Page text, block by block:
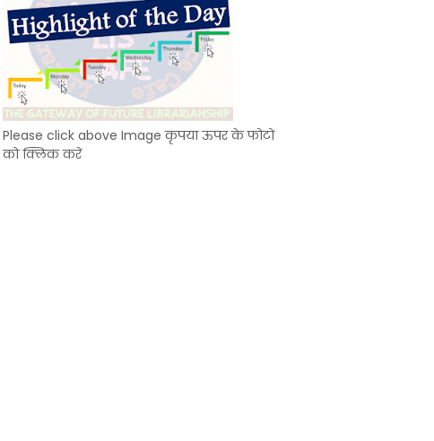
Please click above Image कृपया ऊपर के फोटो
को क्लिक करें